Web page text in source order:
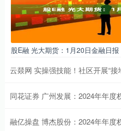
股E融 光大期货：1月20日金融日报
云燚网 实操强技能！社区开展“接
同花证券 广州发展：2024年年度
融亿操盘 博杰股份：2024年年度